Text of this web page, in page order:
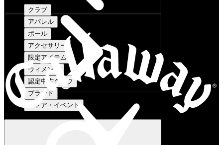
クラブ
アパレル
ボール
アクセサリー
限定アイテム
ウィメンズ
認定中古クラブ
ブランド
ストア・イベント